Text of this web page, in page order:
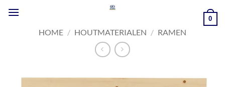
naar
0
HOME / HOUTMATERIALEN / RAMEN